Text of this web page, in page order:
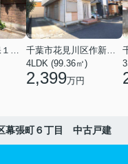
習志野市本大久保１丁目
千葉市花見川区作新台７丁目
4LDK (99.36㎡)
2,399万円
幕張町６丁目 中古戸建